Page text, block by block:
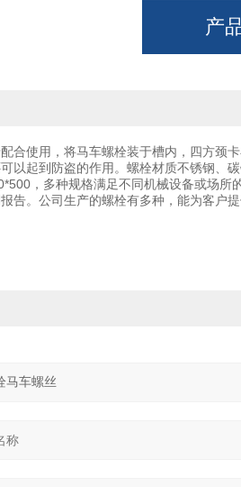
产
合使用，将马车螺栓装于槽内，四方颈
以起到防盗的作用。螺栓材质不锈钢、
，多种规格满足不同机械设备或场所
告。公司生产的螺栓有多种，能为客户